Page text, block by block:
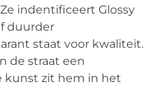
indentificeert Glossy
duurder
staat voor kwaliteit.
de straat een
kunst zit hem in het